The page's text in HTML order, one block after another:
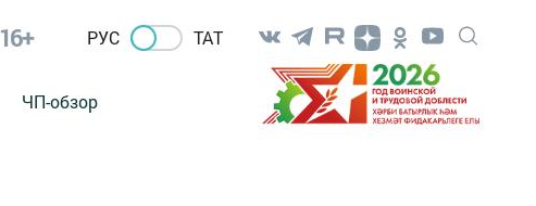
16+ РУС ТАТ
ЧП-обзор